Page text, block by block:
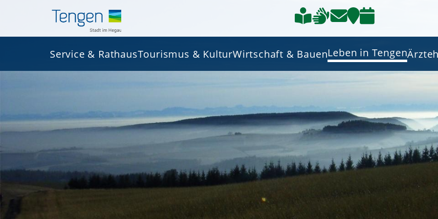
Service & RathausTourismus & KulturWirtschaft & BauenLeben in Tengen